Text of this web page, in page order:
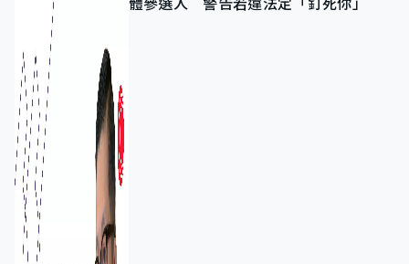
體參選人 警告若違法定「釘死你」